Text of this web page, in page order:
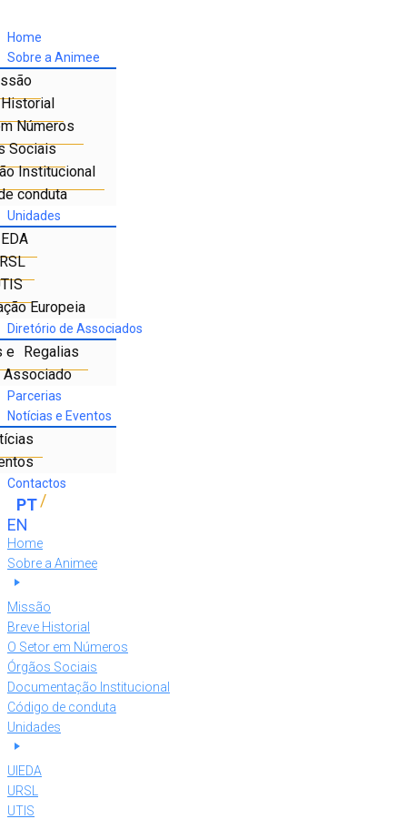
Home
Sobre a Animee
Números
Sociais
Institucional
conduta
Unidades
Europeia
Diretório de Associados
e Regalias
Associado
Parcerias
Notícias e Eventos
Contactos
Home
Sobre a Animee
Missão
Breve Historial
O Setor em Números
Órgãos Sociais
Documentação Institucional
Código de conduta
Unidades
UIEDA
URSL
UTIS